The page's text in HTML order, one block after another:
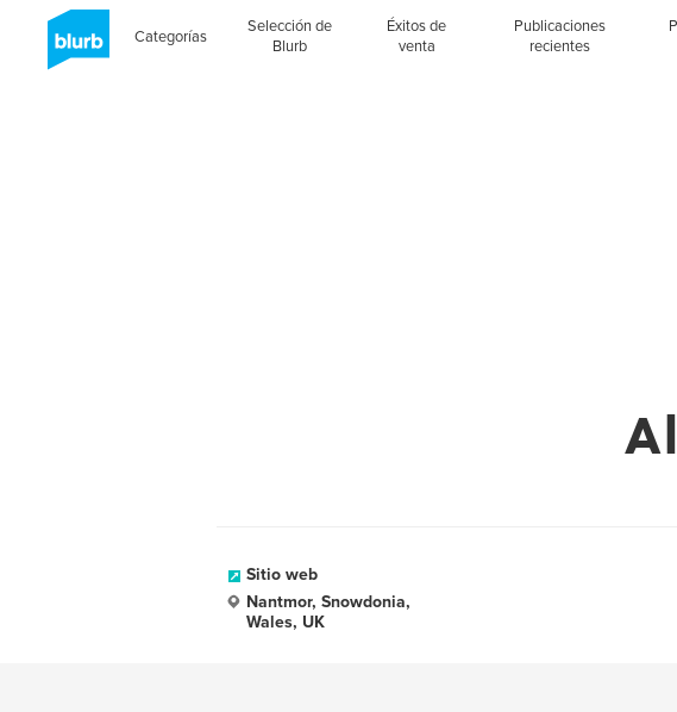
Categorías
Selección de
Blurb
Éxitos de
venta
Publicaciones
recientes
Sitio web
Nantmor, Snowdonia,
Wales, UK